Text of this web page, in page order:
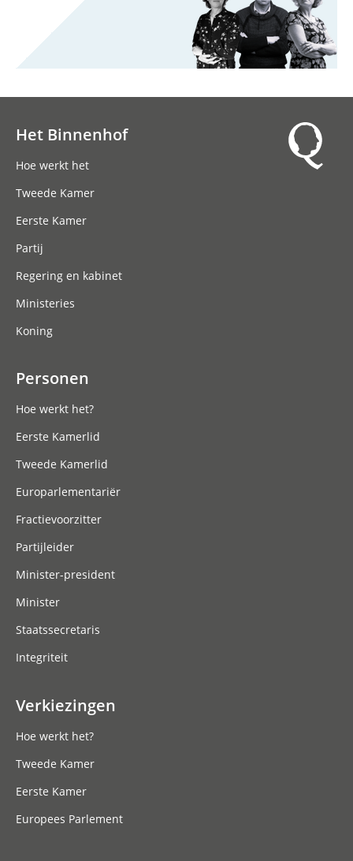
Het Binnenhof
Hoe werkt het
Tweede Kamer
Eerste Kamer
Partij
Regering en kabinet
Ministeries
Koning
Personen
Hoe werkt het?
Eerste Kamerlid
Tweede Kamerlid
Europarlementariër
Fractievoorzitter
Partijleider
Minister-president
Minister
Staatssecretaris
Integriteit
Verkiezingen
Hoe werkt het?
Tweede Kamer
Eerste Kamer
Europees Parlement